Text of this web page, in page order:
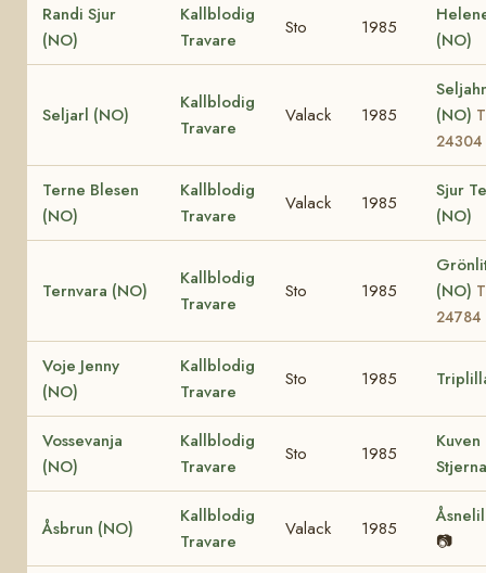
Randi Sjur
(NO)
Kallblodig
Travare
Sto 1985
(NO)
Seljarl (NO)
Kallblodig
Travare
Valack 1985
(NO)
24304
Terne Blesen
(NO)
Kallblodig
Travare
Valack 1985
Sjur
(NO)
Ternvara (NO)
Kallblodig
Travare
Sto 1985
(NO)
24784
Voje Jenny
(NO)
Kallblodig
Travare
Sto 1985
Vossevanja
(NO)
Kallblodig
Travare
Sto 1985
Kuven
Åsbrun (NO)
Kallblodig
Travare
Valack 1985
📷